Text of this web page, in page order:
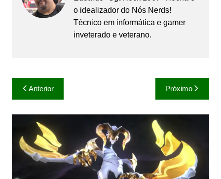
o idealizador do Nós Nerds!
Técnico em informática e gamer
inveterado e veterano.
Navegação
de
Post
Anterior Próximo